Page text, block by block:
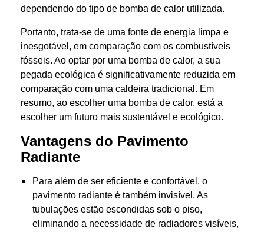
dependendo do tipo de bomba de calor utilizada.
Portanto, trata-se de uma fonte de energia limpa e
inesgotável, em comparação com os combustíveis
fósseis. Ao optar por uma bomba de calor, a sua
pegada ecológica é significativamente reduzida em
comparação com uma caldeira tradicional. Em
resumo, ao escolher uma bomba de calor, está a
escolher um futuro mais sustentável e ecológico.
Vantagens do Pavimento
Radiante
Para além de ser eficiente e confortável, o
pavimento radiante é também invisível. As
tubulações estão escondidas sob o piso,
eliminando a necessidade de radiadores visíveis,